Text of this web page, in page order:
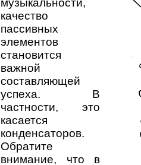
музыкальности,
качество
пассивных
элементов
становится
важной
составляющей
успеха. В
частности, это
касается
конденсаторов.
Обратите
внимание, что в